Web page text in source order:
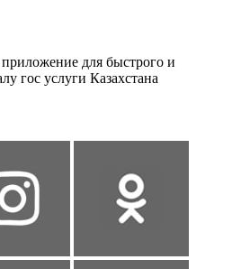
для быстрого и
гос услуги Казахстана